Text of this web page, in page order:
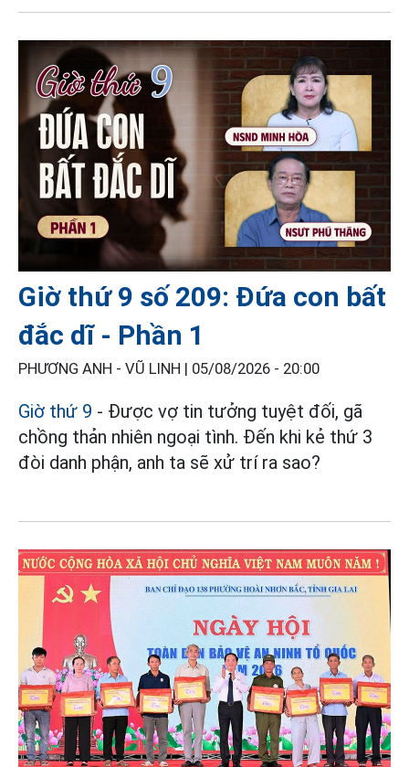
Giờ thứ 9 số 209: Đứa con bất
đắc dĩ - Phần 1
PHƯƠNG ANH - VŨ LINH | 05/08/2026 - 20:00
Giờ thứ 9 - Được vợ tin tưởng tuyệt đối, gã
chồng thản nhiên ngoại tình. Đến khi kẻ thứ 3
đòi danh phận, anh ta sẽ xử trí ra sao?